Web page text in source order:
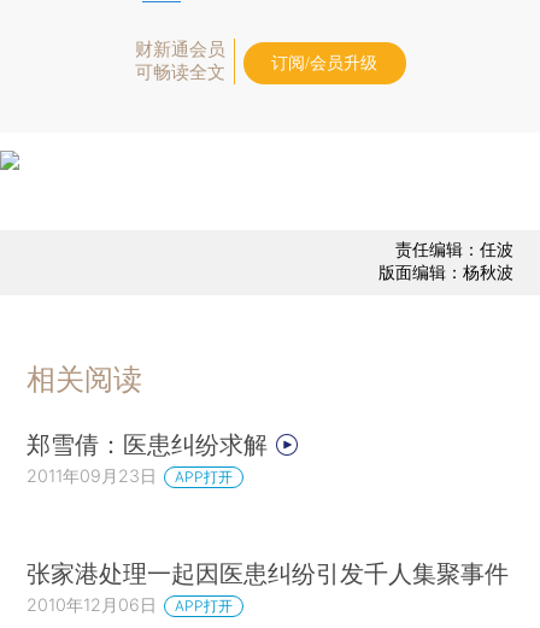
财新通会员
可畅读全文
订阅/会员升级
责任编辑：任波
版面编辑：杨秋波
相关阅读
郑雪倩：医患纠纷求解
2011年09月23日 APP打开
张家港处理一起因医患纠纷引发千人集聚事件
2010年12月06日 APP打开